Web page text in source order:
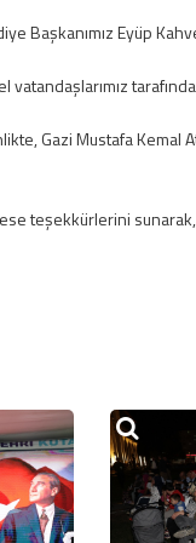
Eyüp
Gazi Mustafa
teşekkürlerini sunarak,